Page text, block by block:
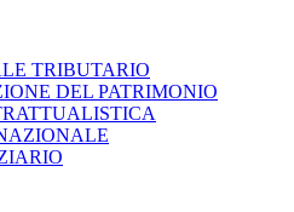
TRIBUTARIO
DEL PATRIMONIO